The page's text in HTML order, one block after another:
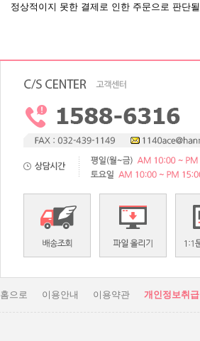
정상적이지 못한 결제로 인한 주문으로 판단
홈으로 이용안내 이용약관 개인정보취급